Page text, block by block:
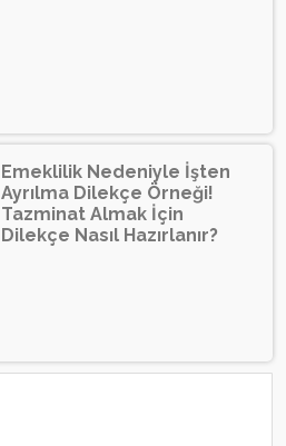
Emeklilik Nedeniyle İşten
Ayrılma Dilekçe Örneği!
Tazminat Almak İçin
Dilekçe Nasıl Hazırlanır?